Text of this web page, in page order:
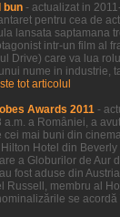
bun - actualizat in
pentru cea de
lansata saptamana
intr-un film al
Drive) care va lua
nume in industrie,
tot articolul
Awards 2011 -
a.m. a României, a
cei mai buni din
Hilton Hotel din
a Globurilor de Aur
fost aduse din
Russell, membru al
se